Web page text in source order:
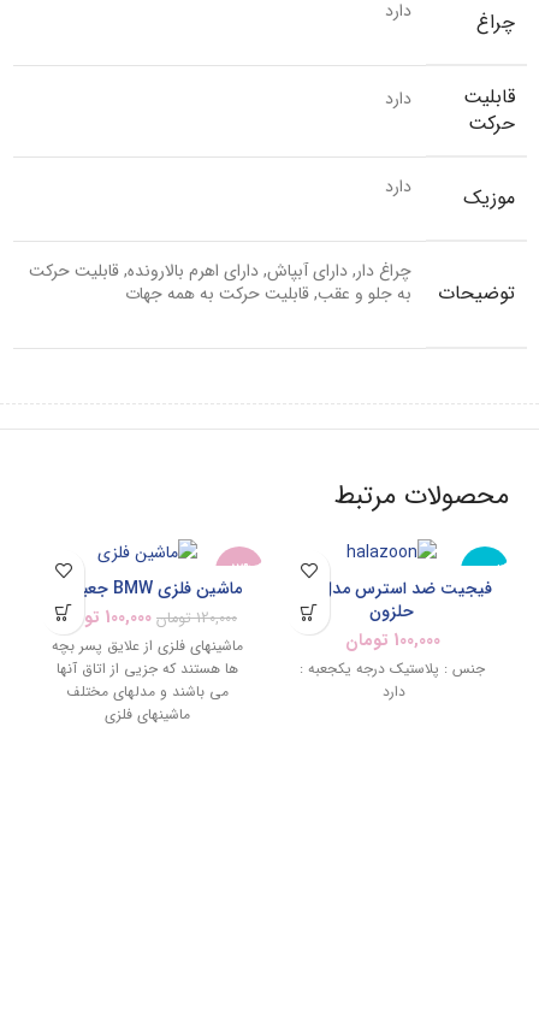
چراغ دارد
قابلیت
حرکت
دارد
موزیک دارد
توضیحات
چراغ دار, دارای آبپاش, دارای اهرم بالارونده, قابلیت حرکت
به جلو و عقب, قابلیت حرکت به همه جهات
محصولات مرتبط
ناموجود
فیجیت ضد استرس مدل کرم
حلزون
100,000 تومان
جنس : پلاستیک درجه یکجعبه :
دارد
-17%
ناموجود
ماشین فلزی BMW جعبه دار
120,000 تومان 100,000 تومان
ماشینهای فلزی از علایق پسر بچه
ها هستند که جزیی از اتاق آنها
می باشند و مدلهای مختلف
ماشینهای فلزی